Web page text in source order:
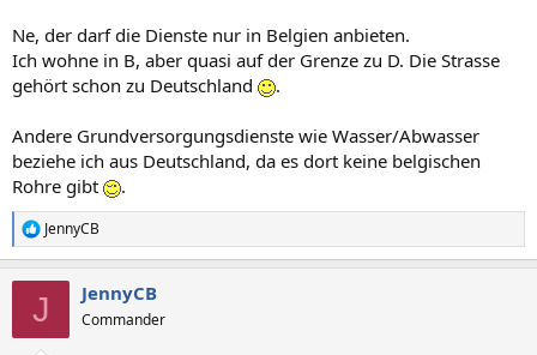
Ne, der darf die Dienste nur in Belgien anbieten.
Ich wohne in B, aber quasi auf der Grenze zu D. Die Strasse
gehört schon zu Deutschland
.
Andere Grundversorgungsdienste wie Wasser/Abwasser
beziehe ich aus Deutschland, da es dort keine belgischen
Rohre gibt
.
R
e
JennyCB
J JennyCB
Commander